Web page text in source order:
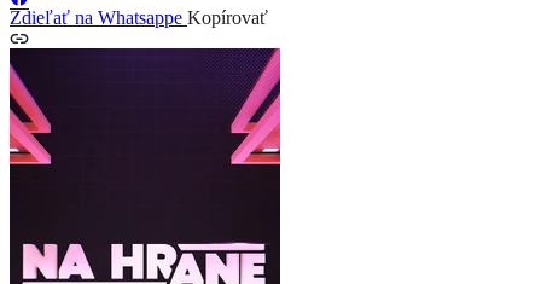
Zdieľať na Whatsappe Kopírovať